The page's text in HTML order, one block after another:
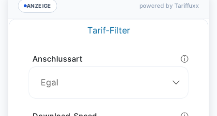
ANZEIGE powered by Tariffuxx